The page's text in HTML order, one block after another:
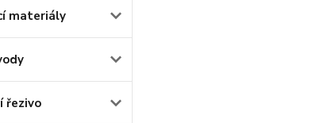
materiály
řezivo